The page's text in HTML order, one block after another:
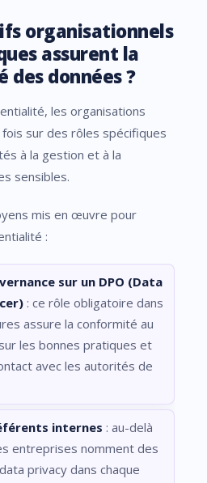
organisationnels
assurent la
données ?
les organisations
fois sur des rôles spécifiques
à la gestion et à la
sensibles.
mis en œuvre pour
:
sur un DPO (Data
: ce rôle obligatoire dans
assure la conformité au
les bonnes pratiques et
avec les autorités de
internes : au-delà
entreprises nomment des
privacy dans chaque